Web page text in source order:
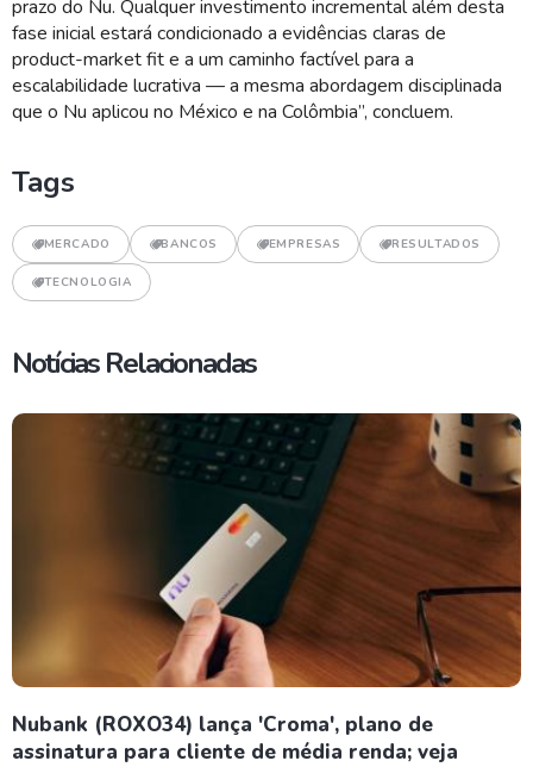
prazo do Nu. Qualquer investimento incremental além desta
fase inicial estará condicionado a evidências claras de
product-market fit e a um caminho factível para a
escalabilidade lucrativa — a mesma abordagem disciplinada
que o Nu aplicou no México e na Colômbia”, concluem.
Tags
MERCADO BANCOS EMPRESAS RESULTADOS
TECNOLOGIA
Notícias Relacionadas
Nubank (ROXO34) lança 'Croma', plano de
assinatura para cliente de média renda; veja